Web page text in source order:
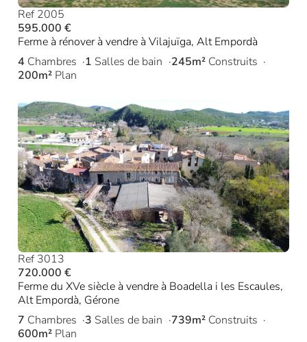
Ref 2005
595.000 €
Ferme à rénover à vendre à Vilajuïga, Alt Empordà
4 Chambres 1 Salles de bain 245m² Construits
200m² Plan
Ref 3013
720.000 €
Ferme du XVe siècle à vendre à Boadella i les Escaules,
Alt Empordà, Gérone
7 Chambres 3 Salles de bain 739m² Construits
600m² Plan